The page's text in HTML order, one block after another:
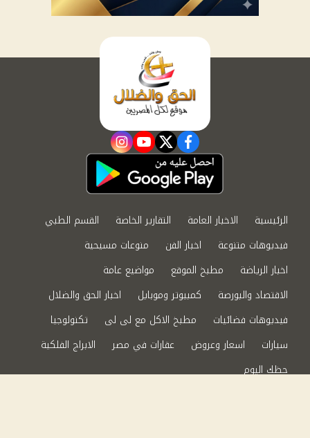
facebook
twitter
youtube
instagram
الرئيسية الاخبار العامة التقارير الخاصة
القسم الطبي
فيديوهات متنوعة
اخبار الفن
منوعات مسيحية
اخبار الرياضة
مطبخ الموقع
مواضيع عامة
الاقتصاد والبورصة
كمبيوتر وموبايل
اخبار الحق والضلال
فيديوهات فضائيات
مطبخ الاكل مع لى لى
تكنولوجيا
سيارات
اسعار وعروض عقارات في مصر
الابراج الفلكية
حظك اليوم